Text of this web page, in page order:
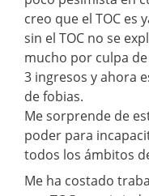
creo que el TOC es
sin el TOC no se
mucho por culpa
3 ingresos y ahora
de fobias.
Me sorprende de
poder para
todos los ámbitos
Me ha costado